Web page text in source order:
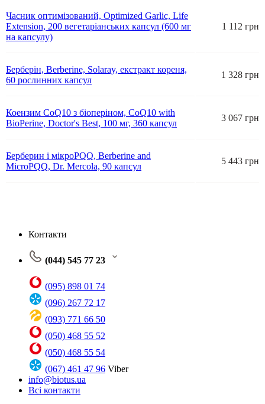
Часник оптимізований, Optimized Garlic, Life
Extension, 200 вегетаріанських капсул (600 мг
на капсулу)
1 112 грн
Берберін, Berberine, Solaray, екстракт кореня,
60 рослинних капсул
1 328 грн
Коензим CoQ10 з біоперіном, CoQ10 with
BioPerine, Doctor's Best, 100 мг, 360 капсул
3 067 грн
Берберин і мікроPQQ, Berberine and
MicroPQQ, Dr. Mercola, 90 капсул
5 443 грн
Контакти
(044) 545 77 23
(095) 898 01 74
(096) 267 72 17
(093) 771 66 50
(050) 468 55 52
(050) 468 55 54
(067) 461 47 96 Viber
info@biotus.ua
Всі контакти